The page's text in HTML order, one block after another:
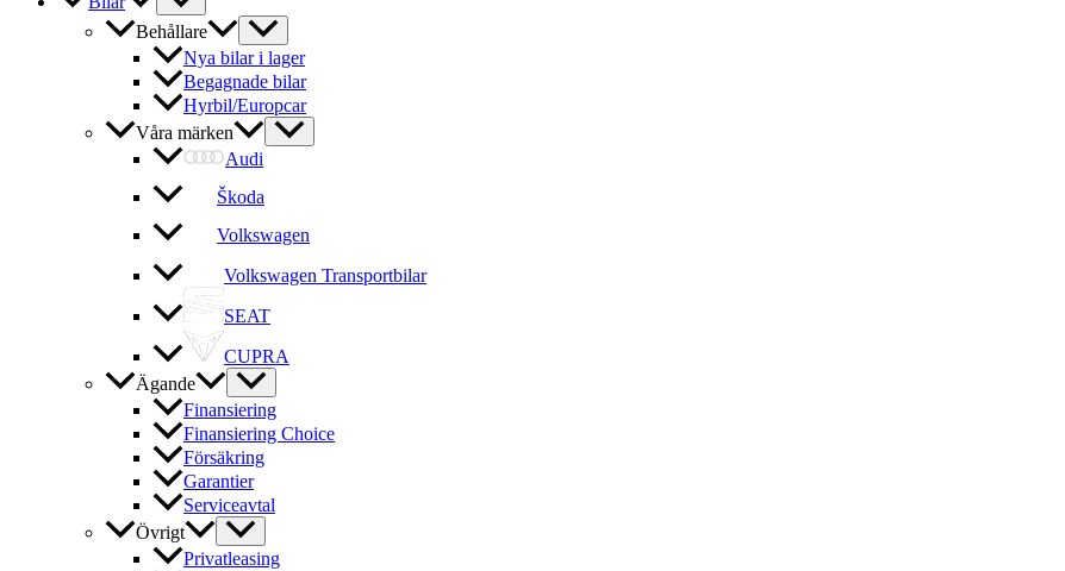
Behållare
Nya bilar i lager
Begagnade bilar
Hyrbil/Europcar
Våra märken
Audi
Škoda
Volkswagen
Volkswagen Transportbilar
SEAT
CUPRA
Ägande
Finansiering
Finansiering Choice
Försäkring
Garantier
Serviceavtal
Övrigt
Privatleasing